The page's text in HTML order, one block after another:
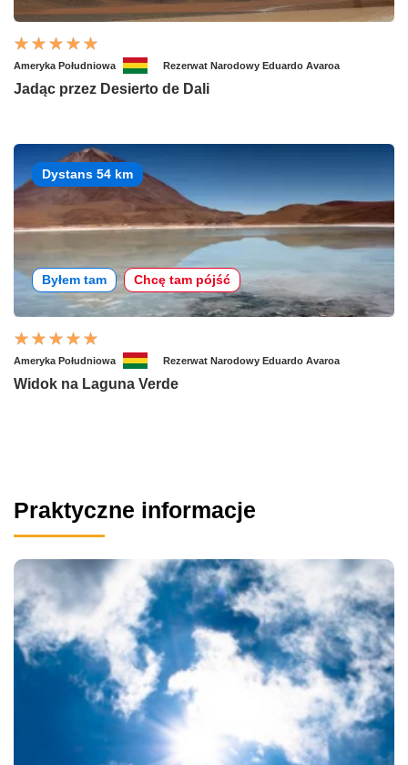
Ameryka Południowa Rezerwat Narodowy Eduardo Avaroa
Jadąc przez Desierto de Dali
Dystans 54 km
Byłem tam Chcę tam pójść
Ameryka Południowa Rezerwat Narodowy Eduardo Avaroa
Widok na Laguna Verde
Praktyczne informacje